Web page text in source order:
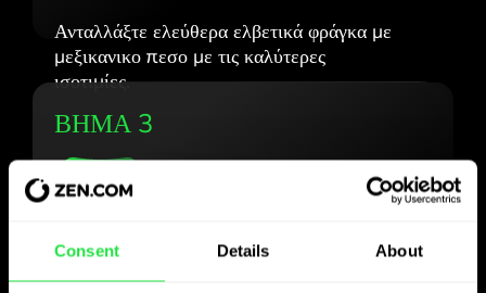
Consent Details About
Ανταλλάξτε ελεύθερα ελβετικά φράγκα με
μεξικανικο πεσο με τις καλύτερες
ισοτιμίες.
ΒΗΜΑ 3
Χρησιμοποιήστε το